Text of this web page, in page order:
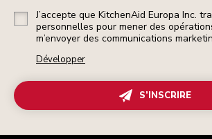
J’accepte que KitchenAid Europa Inc.
personnelles pour mener des
m’envoyer des communications
Développer
S’INSCRIRE